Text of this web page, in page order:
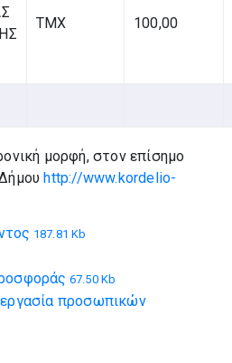
ΤΜΧ 100,00
μορφή, στον επίσημο
http://www.kordelio-
187.81 Kb
67.50 Kb
προσωπικών